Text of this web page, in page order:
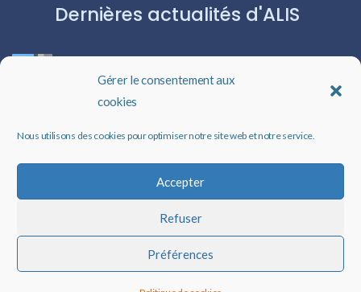
Gérer le consentement aux
cookies
Nous utilisons des cookies pour optimiser notre site web et notre service.
Accepter
Refuser
Préférences
Dernières actualités d'ALIS
Les livres audio : une porte ouverte sur l’évasion